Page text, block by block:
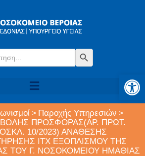
Search Button
> Παροχής Υπηρεσιών >
ΠΡΟΣΦΟΡΑΣ(ΑΡ. ΠΡΩΤ.
10/2023) ΑΝΑΘΕΣΗΣ
ΙΤΧ ΕΞΟΠΛΙΣΜΟΥ ΤΗΣ
ΤΟΥ Γ. ΝΟΣΟΚΟΜΕΙΟΥ ΗΜΑΘΙΑΣ